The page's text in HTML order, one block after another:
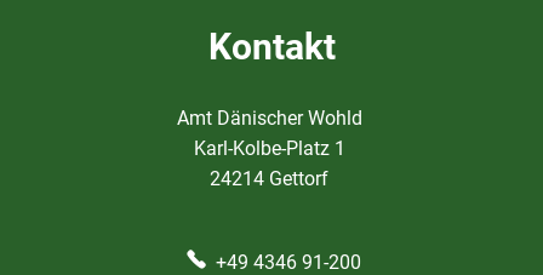
Kontakt
Amt Dänischer Wohld
Karl-Kolbe-Platz 1
24214 Gettorf
+49 4346 91-200